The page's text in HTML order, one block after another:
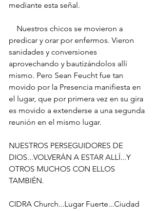
mediante esta señal.
predicar y orar por enfermos. Vieron
sanidades y conversiones
aprovechando y bautizándolos allí
mismo. Pero Sean Feucht fue tan
movido por la Presencia manifiesta en
el lugar, que por primera vez en su gira
es movido a extenderse a una segunda
reunión en el mismo lugar.
NUESTROS PERSEGUIDORES DE
DIOS...VOLVERÁN A ESTAR ALLÍ...Y
OTROS MUCHOS CON ELLOS
TAMBIÉN.
CIDRA Church...Lugar Fuerte...Ciudad